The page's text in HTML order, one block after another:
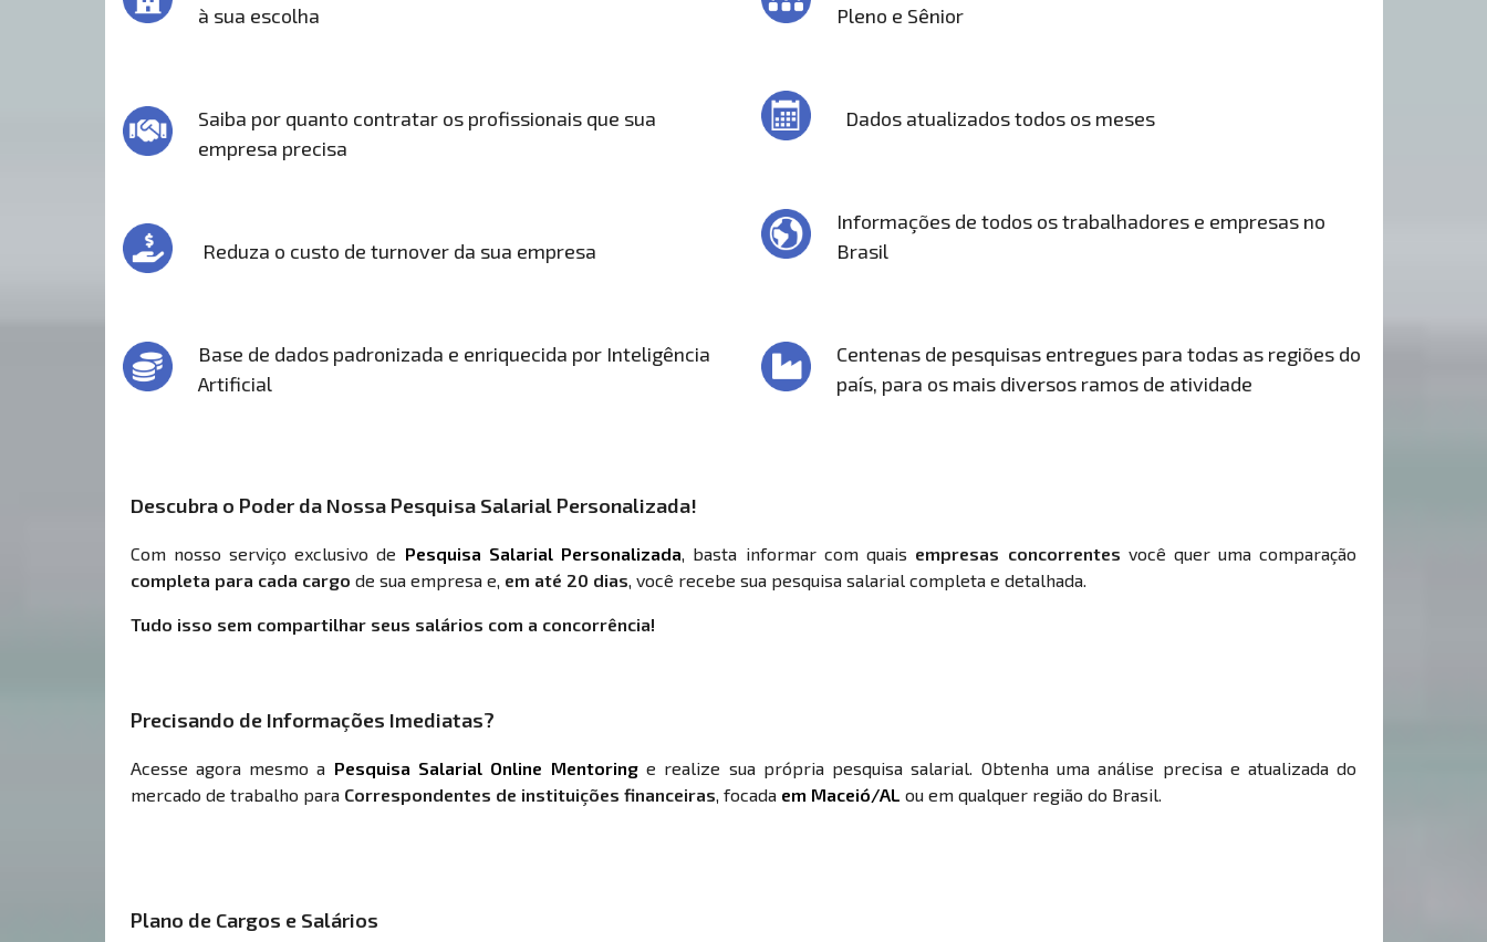
à sua escolha
Saiba por quanto contratar os profissionais que sua
empresa precisa
Reduza o custo de turnover da sua empresa
Base de dados padronizada e enriquecida por Inteligência
Artificial
Pleno e Sênior
Dados atualizados todos os meses
Informações de todos os trabalhadores e empresas no
Brasil
Centenas de pesquisas entregues para todas as regiões do
país, para os mais diversos ramos de atividade
Descubra o Poder da Nossa Pesquisa Salarial Personalizada!
Com nosso serviço exclusivo de Pesquisa Salarial Personalizada, basta informar com quais empresas concorrentes você quer uma comparação
completa para cada cargo de sua empresa e, em até 20 dias, você recebe sua pesquisa salarial completa e detalhada.
Tudo isso sem compartilhar seus salários com a concorrência!
Precisando de Informações Imediatas?
Acesse agora mesmo a Pesquisa Salarial Online Mentoringe realize sua própria pesquisa salarial. Obtenha uma análise precisa e atualizada do
mercado de trabalho para Correspondentes de instituições financeiras, focada em Maceió/AL ou em qualquer região do Brasil.
Plano de Cargos e Salários